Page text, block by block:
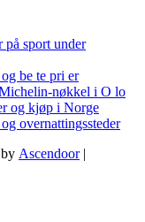
på sport under
be te pri er
nøkkel i O lo
og kjøp i Norge
overnattingssteder
Ascendoor|